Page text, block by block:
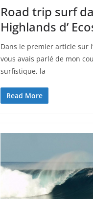
Road trip surf
Highlands d’
Dans le premier article sur
vous avais parlé de mon
surfistique, la
Read More